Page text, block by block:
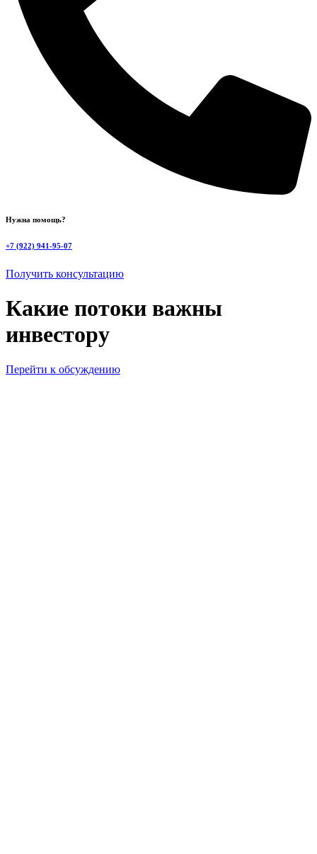
Нужна помощь?
+7 (922) 941-95-07
Получить консультацию
Какие потоки важны
инвестору
Перейти к обсуждению